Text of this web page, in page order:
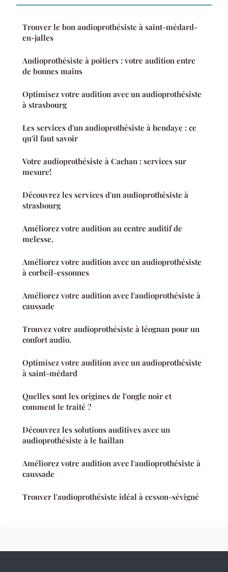
Trouver le bon audioprothésiste à saint-médard-
en-jalles
Audioprothésiste à poitiers : votre audition entre
de bonnes mains
Optimisez votre audition avec un audioprothésiste
à strasbourg
Les services d'un audioprothésiste à hendaye : ce
qu'il faut savoir
Votre audioprothésiste à Cachan : services sur
mesure!
Découvrez les services d'un audioprothésiste à
strasbourg
Améliorez votre audition au centre auditif de
melesse.
Améliorez votre audition avec un audioprothésiste
à corbeil-essonnes
Améliorez votre audition avec l'audioprothésiste à
caussade
Trouvez votre audioprothésiste à léognan pour un
confort audio.
Optimisez votre audition avec un audioprothésiste
à saint-médard
Quelles sont les origines de l'ongle noir et
comment le traité ?
Découvrez les solutions auditives avec un
audioprothésiste à le haillan
Améliorez votre audition avec l'audioprothésiste à
caussade
Trouver l'audioprothésiste idéal à cesson-sévigné